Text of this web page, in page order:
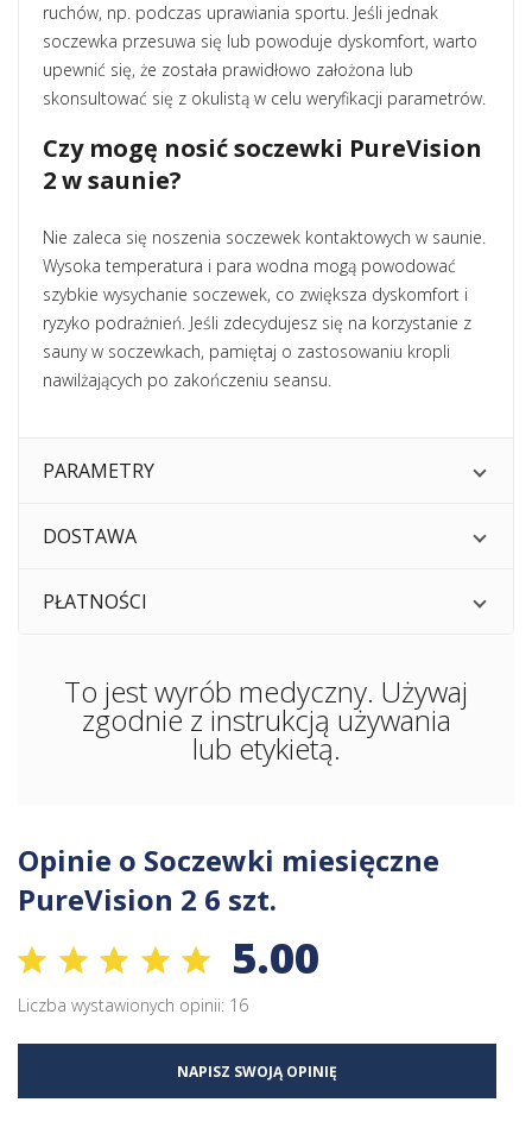
PARAMETRY
DOSTAWA
PŁATNOŚCI
ruchów, np. podczas uprawiania sportu. Jeśli jednak
soczewka przesuwa się lub powoduje dyskomfort, warto
upewnić się, że została prawidłowo założona lub
skonsultować się z okulistą w celu weryfikacji parametrów.
Czy mogę nosić soczewki PureVision
2 w saunie?
Nie zaleca się noszenia soczewek kontaktowych w saunie.
Wysoka temperatura i para wodna mogą powodować
szybkie wysychanie soczewek, co zwiększa dyskomfort i
ryzyko podrażnień. Jeśli zdecydujesz się na korzystanie z
sauny w soczewkach, pamiętaj o zastosowaniu kropli
nawilżających po zakończeniu seansu.
To jest wyrób medyczny. Używaj
zgodnie z instrukcją używania
lub etykietą.
Opinie o Soczewki miesięczne
PureVision 2 6 szt.
5.00
Liczba wystawionych opinii: 16
NAPISZ SWOJĄ OPINIĘ